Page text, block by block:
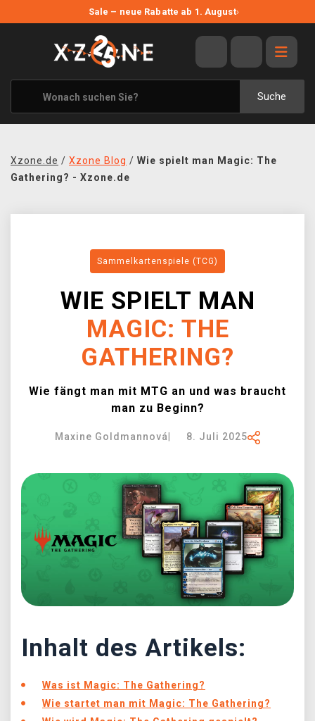
Sale – neue Rabatte ab 1. August›
Suche
ANGEBOTE
ALLE MARKEN
XZONE ORIGINALS
KLEIDUNG & ACCESSOIRES
BÜCHER & COMICS
VERSAND
Xzone.de / Xzone Blog / Wie spielt man Magic: The
Gathering? - Xzone.de
Sammelkartenspiele (TCG)
WIE SPIELT MAN
MAGIC: THE
GATHERING?
Wie fängt man mit MTG an und was braucht
man zu Beginn?
Maxine Goldmannová 8. Juli 2025
Inhalt des Artikels:
Was ist Magic: The Gathering?
Wie startet man mit Magic: The Gathering?